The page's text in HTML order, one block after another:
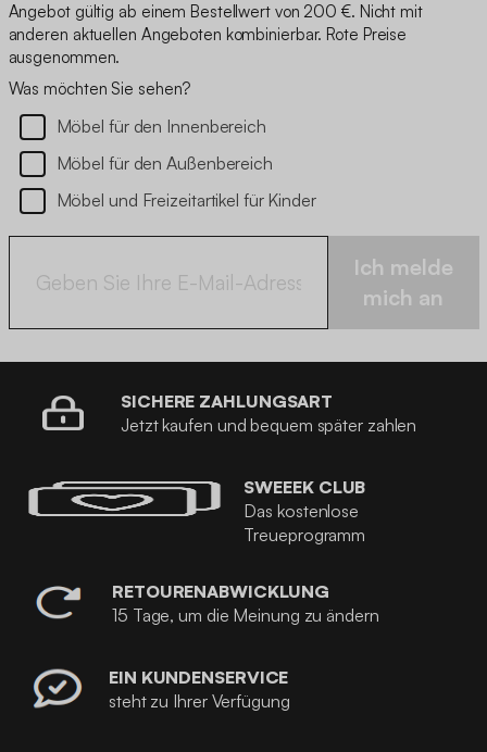
Angebot gültig ab einem Bestellwert von 200 €. Nicht mit
anderen aktuellen Angeboten kombinierbar. Rote Preise
ausgenommen.
Was möchten Sie sehen?
Möbel für den Innenbereich
Möbel für den Außenbereich
Möbel und Freizeitartikel für Kinder
Ich melde
mich an
SICHERE ZAHLUNGSART
Jetzt kaufen und bequem später zahlen
SWEEEK CLUB
Das kostenlose
Treueprogramm
RETOURENABWICKLUNG
15 Tage, um die Meinung zu ändern
EIN KUNDENSERVICE
steht zu Ihrer Verfügung